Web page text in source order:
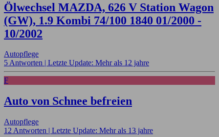
Ölwechsel MAZDA, 626 V Station Wagon
(GW), 1.9 Kombi 74/100 1840 01/2000 -
10/2002
Autopflege
5 Antworten | Letzte Update: Mehr als 12 jahre
F
Auto von Schnee befreien
Autopflege
12 Antworten | Letzte Update: Mehr als 13 jahre